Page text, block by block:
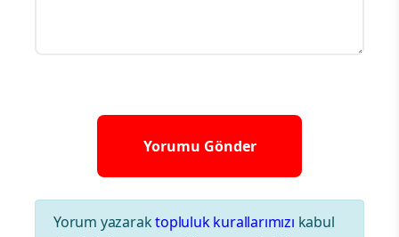
Yorum yazaraktopluluk kurallarımızı kabul